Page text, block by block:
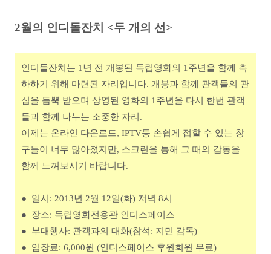
2월의 인디돌잔치 <두 개의 선>
인디돌잔치는 1년 전 개봉된 독립영화의 1주년을 함께 축
하하기 위해 마련된 자리입니다. 개봉과 함께 관객들의 관
심을 듬뿍 받으며 상영된 영화의 1주년을 다시 한번 관객
들과 함께 나누는 소중한 자리.
이제는 온라인 다운로드, IPTV등 손쉽게 접할 수 있는 창
구들이 너무 많아졌지만, 스크린을 통해 그 때의 감동을
함께 느껴보시기 바랍니다.
● 일시: 2013년 2월 12일(화) 저녁 8시
●
장소: 독립영화전용관 인디스페이스
●
부대행사: 관객과의 대화(참석: 지민 감독)
● 입장료: 6,000원 (인디스페이스 후원회원 무료)